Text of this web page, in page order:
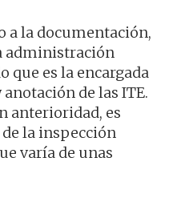
a la documentación,
administración
que es la encargada
de las ITE.
anterioridad, es
la inspección
varía de unas